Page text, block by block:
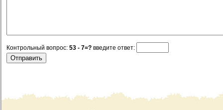
Контрольный вопрос: 53 - 7=? введите ответ: